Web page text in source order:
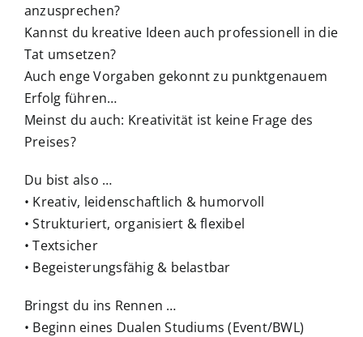
anzusprechen?
Kannst du kreative Ideen auch professionell in die
Tat umsetzen?
Auch enge Vorgaben gekonnt zu punktgenauem
Erfolg führen…
Meinst du auch: Kreativität ist keine Frage des
Preises?
Du bist also …
• Kreativ, leidenschaftlich & humorvoll
• Strukturiert, organisiert & flexibel
• Textsicher
• Begeisterungsfähig & belastbar
Bringst du ins Rennen …
• Beginn eines Dualen Studiums (Event/BWL)